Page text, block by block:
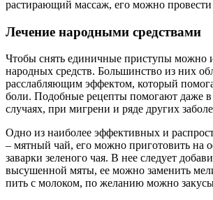
растирающий массаж, его можно провести
Лечение народными средствами
Чтобы снять единичные приступы можно
народных средств. Большинство из них
расслабляющим эффектом, который
боли. Подобные рецепты помогают даже в
случаях, при мигрени и ряде других
Одно из наиболее эффективных и
– мятный чай, его можно приготовить на
заварки зеленого чая. В нее следует
высушенной мяты, ее можно заменить
пить с молоком, по желанию можно